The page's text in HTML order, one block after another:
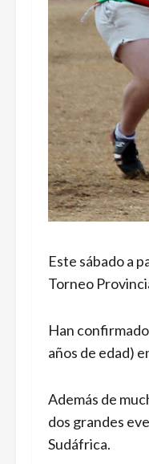
Este sábado a
Torneo
Han
años de edad)
Además de
dos grandes
Sudáfrica.